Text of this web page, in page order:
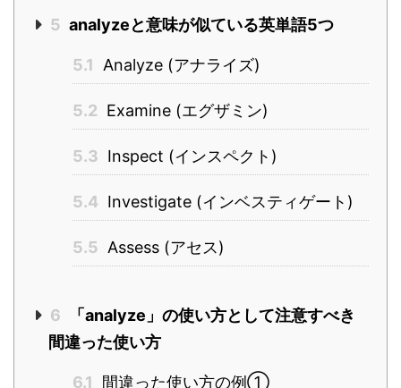
5 analyzeと意味が似ている英単語5つ
5.1 Analyze (アナライズ)
5.2 Examine (エグザミン)
5.3 Inspect (インスペクト)
5.4 Investigate (インベスティゲート)
5.5 Assess (アセス)
6
「analyze」の使い方として注意すべき
間違った使い方
6.1 間違った使い方の例①